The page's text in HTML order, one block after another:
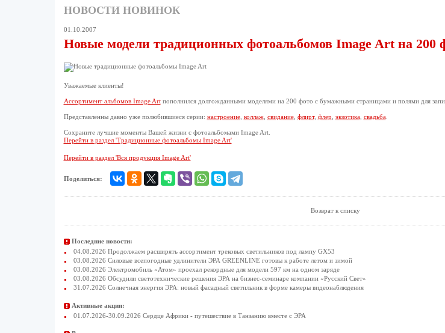
НОВОСТИ НОВИНОК
01.10.2007
Новые модели традиционных фотоальбомов Image Art на 200
Уважаемые клиенты!
Ассортимент альбомов Image Artпополнился долгожданными моделями на 200 фото с бумажными страницами и полями для
Представленны давно уже полюбившиеся серии: настроение, коллаж, свидание, флирт, флер экзотика, свадьба.
Сохраните лучшие моменты Вашей жизни с фотоальбомами Image Art.
Перейти в раздел 'Традиционные фотоальбомы Image Art'
Перейти в раздел 'Вся продукция Image Art'
Поделиться:
Возврат к списку
Последние новости:
04.08.2026 Продолжаем расширять ассортимент трековых светильников под лампу GX53
03.08.2026 Силовые всепогодные удлинители ЭРА GREENLINE готовы к работе летом и зимой
03.08.2026 Электромобиль «Атом» проехал рекордные для модели 597 км на одном заряде
03.08.2026 Обсудили светотехнические решения ЭРА на бизнес-семинаре компании «Русский Свет»
31.07.2026 Солнечная энергия ЭРА: новый фасадный светильник в форме камеры видеонаблюдения
Активные акции:
01.07.2026-30.09.2026 Сердце Африки - путешествие в Танзанию вместе с ЭРА